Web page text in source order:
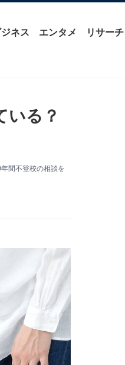
ジネス エンタメ リサーチ
いる？
間不登校の相談を